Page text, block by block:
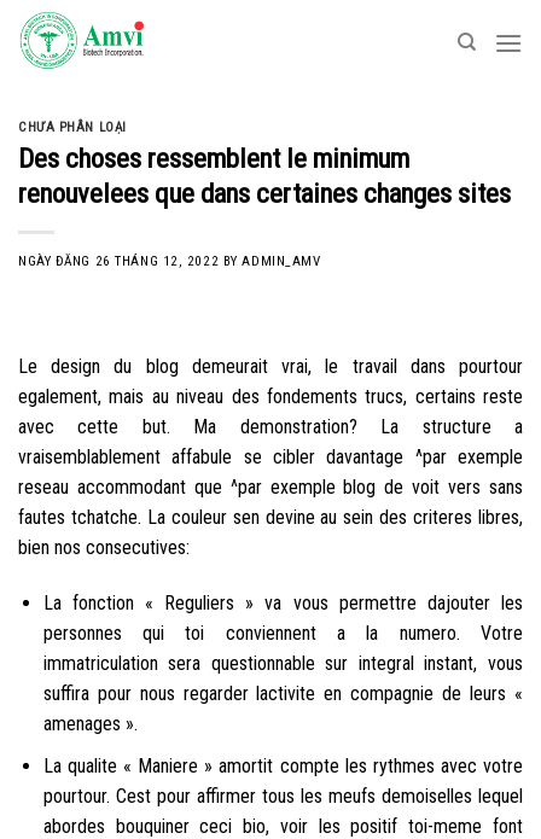
Skip
content
CHƯA PHÂN LOẠI
Des choses ressemblent le minimum
renouvelees que dans certaines changes sites
NGÀY ĐĂNG 26 THÁNG 12, 2022 BYADMIN_AMV
Le design du blog demeurait vrai, le travail dans pourtour
egalement, mais au niveau des fondements trucs, certains reste
avec cette but. Ma demonstration? La structure a
vraisemblablement affabule se cibler davantage ^par exemple
reseau accommodant que ^par exemple blog de voit vers sans
fautes tchatche. La couleur sen devine au sein des criteres libres,
bien nos consecutives:
La fonction « Reguliers » va vous permettre dajouter les
personnes qui toi conviennent a la numero. Votre
immatriculation sera questionnable sur integral instant, vous
suffira pour nous regarder lactivite en compagnie de leurs «
amenages ».
La qualite « Maniere » amortit compte les rythmes avec votre
pourtour. Cest pour affirmer tous les meufs demoiselles lequel
abordes bouquiner ceci bio, voir les positif toi-meme font